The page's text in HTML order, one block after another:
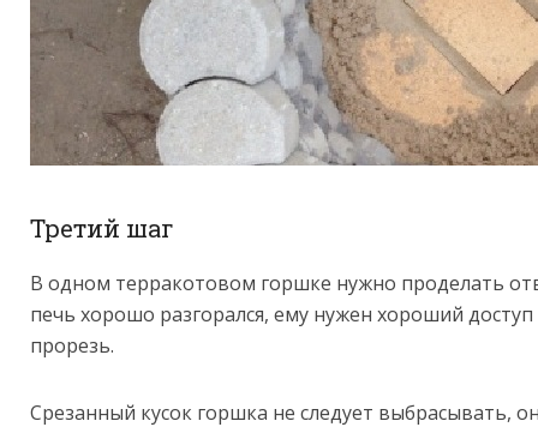
Третий шаг
В одном терракотовом горшке нужно проделать
печь хорошо разгорался, ему нужен хороший
прорезь.
Срезанный кусок горшка не следует выбрасывать,